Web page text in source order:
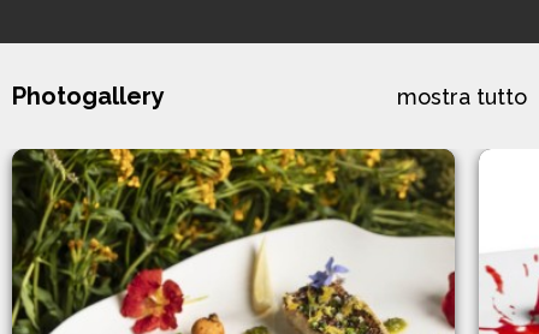
Photogallery mostra tutto